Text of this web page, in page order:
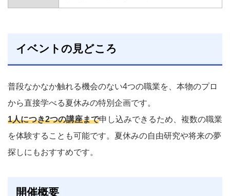
イベントの見どころ
普段なかなか触れる機会のない4つの職業を、本物のプロ
から直接学べる夏休みの特別企画です。
1人につき2つの講座まで申し込みできるため、複数の職業
を体験することも可能です。夏休みの自由研究や将来の夢
探しにもおすすめです。
開催概要